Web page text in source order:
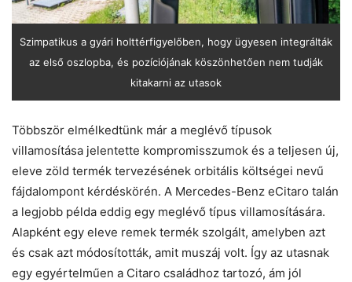
Szimpatikus a gyári holttérfigyelőben, hogy ügyesen integrálták
az első oszlopba, és pozíciójának köszönhetően nem tudják
kitakarni az utasok
Többször elmélkedtünk már a meglévő típusok
villamosítása jelentette kompromisszumok és a teljesen új,
eleve zöld termék tervezésének ­orbitális költségei nevű
fájdalompont kérdéskörén. A Mercedes-Benz eCitaro talán
a legjobb példa eddig egy meglévő típus villamosítására.
Alapként egy eleve remek termék szolgált, amelyben azt
és csak azt módosították, amit muszáj volt. Így az utasnak
egy egyértelműen a Citaro családhoz tartozó, ám jól